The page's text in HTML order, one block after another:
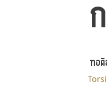
ทอศิ